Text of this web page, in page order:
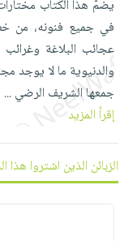
Appleالعناية
بالجسم
العناية
بالأسنان
الحمية
والتغذية
الطهي
أدوات
الخبز
أدوات
المائدة
أدوات
المطبخ
الهدايا
أقسام
الأكثر
مبيعاً
العودة
للمدارس
اكسسوارات
كتب
شحن
مجاني
بنود
مختارة
اشتراكات
كل
الاشتراكات
يضمّ هذا الكتاب
في جميع فنونه، من
عجائب البلاغة وغرائب
والدنيوية ما لا يوجد
جمعها الشريف الرضي...
إقرأ المزيد
الزبائن الذين اشتروا هذا